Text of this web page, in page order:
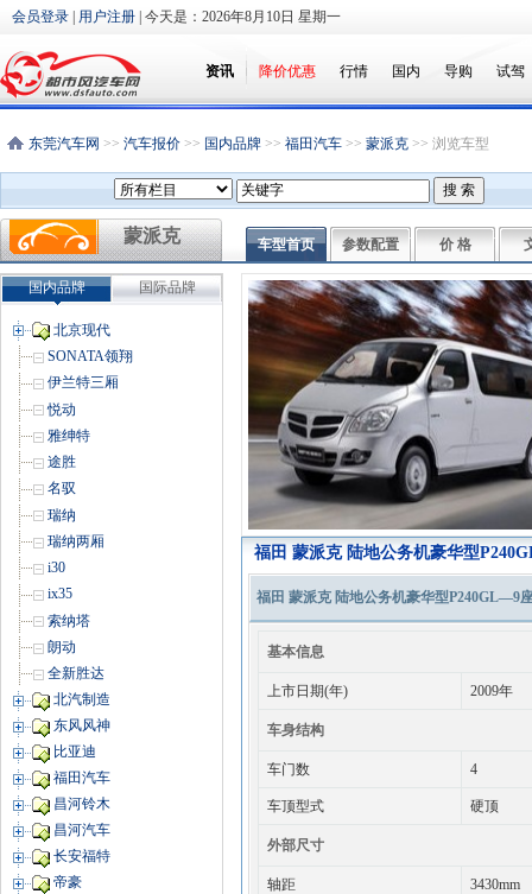
会员登录 用户注册 | 今天是： 2026年8月10日 星期一
资讯 降价优惠 行情 国内 导购 试驾
东莞汽车网 >> 汽车报价 >> 国内品牌 >> 福田汽车 >> 蒙派克 >> 浏览车型
蒙派克 车型首页 参数配置 价 格
福田 蒙派克 陆地公务机豪华型
福田 蒙派克 陆地公务机豪华型P240GL—9
基本信息
上市日期(年) 2009年
车身结构
车门数 4
车顶型式 硬顶
外部尺寸
轴距 3430mm
国内品牌 国际品牌
北京现代
SONATA领翔
伊兰特三厢
悦动
雅绅特
途胜
名驭
瑞纳
瑞纳两厢
i30
ix35
索纳塔
朗动
全新胜达
北汽制造
东风风神
比亚迪
福田汽车
昌河铃木
昌河汽车
长安福特
帝豪